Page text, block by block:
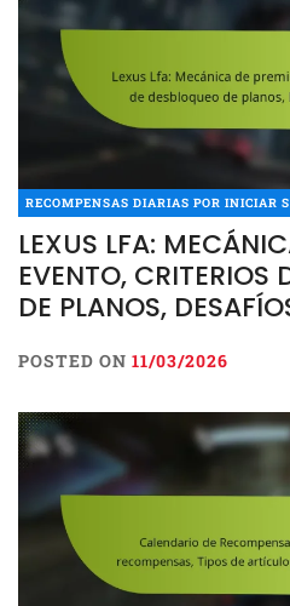
RECOMPENSAS DIARIAS POR INICIAR
LEXUS LFA:
EVENTO, CRITERIOS
DE PLANOS,
POSTED ON 11/03/2026